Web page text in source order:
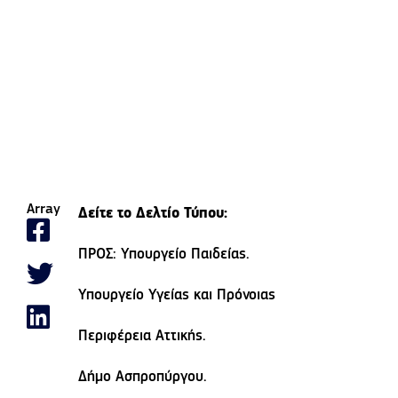
Array Δείτε το Δελτίο Τύπου:
ΠΡΟΣ: Υπουργείο Παιδείας.
Υπουργείο Υγείας και Πρόνοιας
Περιφέρεια Αττικής.
Δήμο Ασπροπύργου.